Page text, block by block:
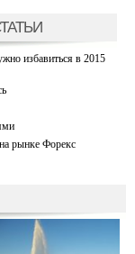
избавиться в 2015
рынке Форекс